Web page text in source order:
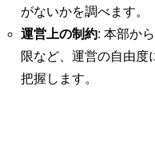
がないかを調べます。
運営上の制約: 本部か
限など、運営の自由度
把握します。